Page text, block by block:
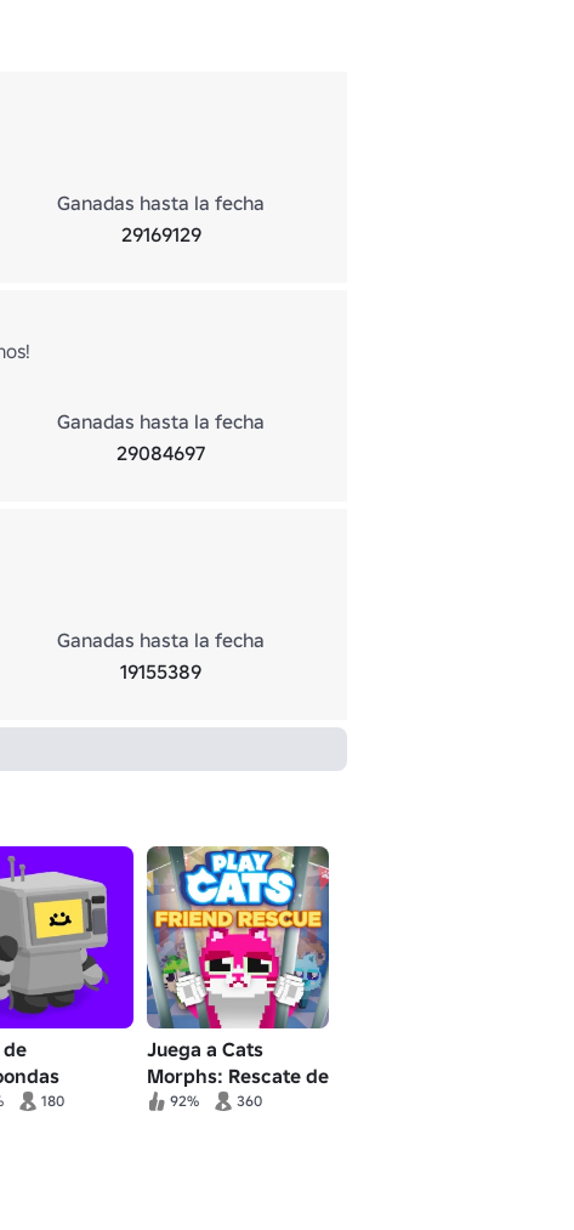
Ganadas hasta la fecha
29169129
Ganadas hasta la fecha
29084697
Ganadas hasta la fecha
19155389
de
180
Juega a Cats
Morphs: Rescate de
Amigos
92% 360